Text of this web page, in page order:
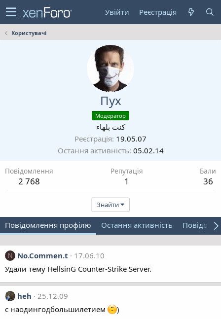
Увійти Реєстрація
Користувачі
Пух
Модератор
كنت بلهاء
Реєстрація 19.05.07
Остання активність 05.02.14
Повідомлення
2 768
Репутація
1
Бали
36
Знайти
Повідомлення профілю Остання активність
N No.Commen.t
17.06.10
Удали тему HellsinG Counter-Strike Server.
heh
25.12.09
с наодингодбольшилетием
)